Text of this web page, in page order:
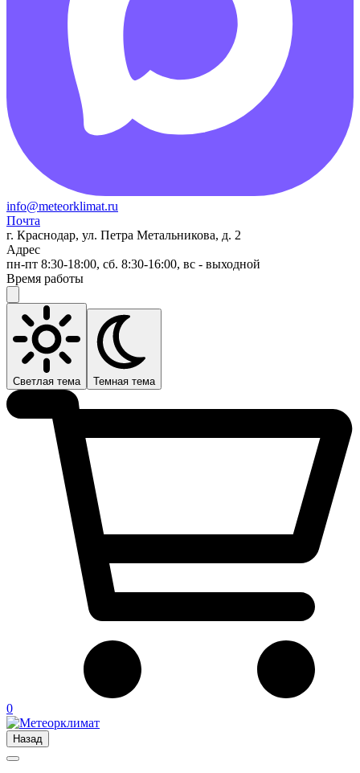
info@meteorklimat.ru
Почта
г. Краснодар, ул. Петра Метальникова, д. 2
Адрес
пн-пт 8:30-18:00, сб. 8:30-16:00, вс - выходной
Время работы
Светлая тема Темная тема
0
Назад